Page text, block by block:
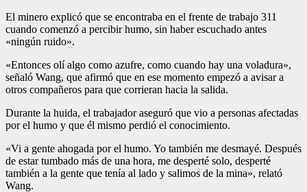
El minero explicó que se encontraba en el frente de trabajo 311
cuando comenzó a percibir humo, sin haber escuchado antes
«ningún ruido».
«Entonces olí algo como azufre, como cuando hay una voladura»,
señaló Wang, que afirmó que en ese momento empezó a avisar a
otros compañeros para que corrieran hacia la salida.
Durante la huida, el trabajador aseguró que vio a personas afectadas
por el humo y que él mismo perdió el conocimiento.
«Vi a gente ahogada por el humo. Yo también me desmayé. Después
de estar tumbado más de una hora, me desperté solo, desperté
también a la gente que tenía al lado y salimos de la mina», relató
Wang.